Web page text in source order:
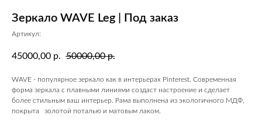
Зеркало WAVE Leg | Под заказ
Артикул:
45000,00 р. 50000,00 р.
WAVE - популярное зеркало как в интерьерах Pinterest. Современная
форма зеркала с плавными линиями создаст настроение и сделает
более стильным ваш интерьер. Рама выполнена из экологичного МДФ,
покрыта золотой поталью и матовым лаком.